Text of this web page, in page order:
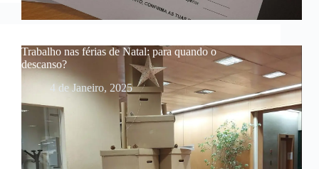
Trabalho nas férias de Natal: para quando o
descanso?
4 de Janeiro, 2025